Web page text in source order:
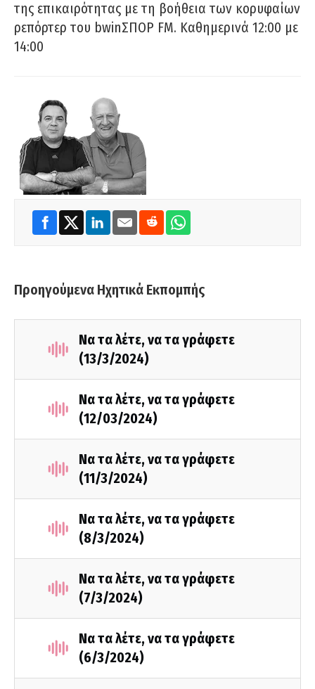
της επικαιρότητας με τη βοήθεια των κορυφαίων
ρεπόρτερ του bwinΣΠΟΡ FM. Καθημερινά 12:00 με
14:00
Προηγούμενα Ηχητικά Εκπομπής
Να τα λέτε, να τα γράφετε
(13/3/2024)
Να τα λέτε, να τα γράφετε
(12/03/2024)
Να τα λέτε, να τα γράφετε
(11/3/2024)
Να τα λέτε, να τα γράφετε
(8/3/2024)
Να τα λέτε, να τα γράφετε
(7/3/2024)
Να τα λέτε, να τα γράφετε
(6/3/2024)